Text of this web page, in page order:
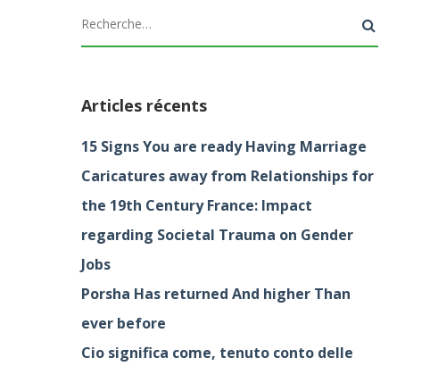
Articles récents
15 Signs You are ready Having Marriage
Caricatures away from Relationships for
the 19th Century France: Impact
regarding Societal Trauma on Gender
Jobs
Porsha Has returned And higher Than
ever before
Cio significa come, tenuto conto delle